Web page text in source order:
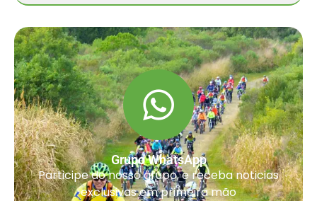
Grupo WhatsApp
Participe do nosso grupo, e receba noticias
exclusivas em primeira mão